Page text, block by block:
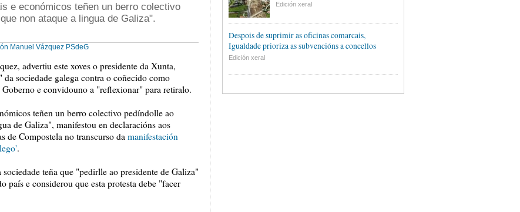
e económicos teñen un berro colectivo
non ataque a lingua de Galiza".
Manuel Vázquez PSdeG
advertiu este xoves o presidente da Xunta,
sociedade galega contra o coñecido como
e convidouno a "reflexionar" para retiralo.
teñen un berro colectivo pedíndolle ao
de Galiza", manifestou en declaracións aos
de Compostela no transcurso da manifestación
.
teña que "pedirlle ao presidente de Galiza"
país e considerou que esta protesta debe "facer
Edición xeral
Despois de suprimir as oficinas comarcais,
Igualdade prioriza as subvencións a concellos
Edición xeral